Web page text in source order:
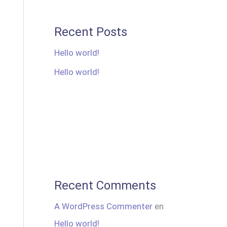
Recent Posts
Hello world!
Hello world!
Recent Comments
A WordPress Commenter en
Hello world!